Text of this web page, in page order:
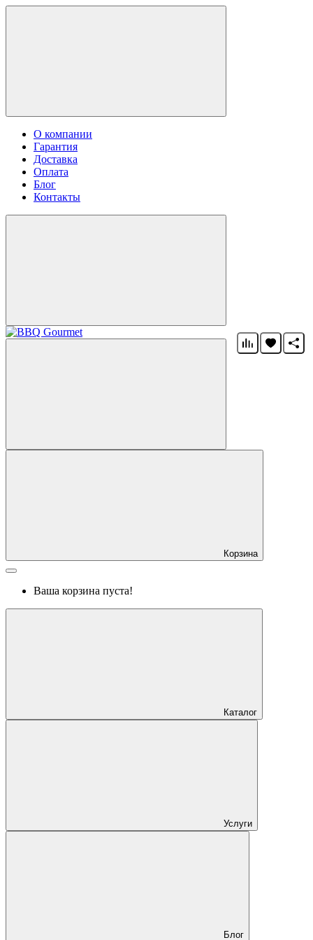
О компании
Гарантия
Доставка
Оплата
Блог
Контакты
Корзина
Ваша корзина пуста!
Каталог
Услуги
Блог